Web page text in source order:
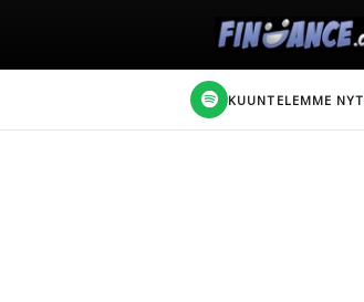
KUUNTELEMME NYT